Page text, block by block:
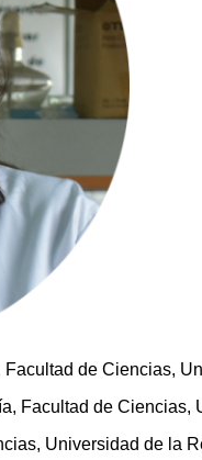
de Ciencias,
Facultad de Ciencias,
Universidad de la